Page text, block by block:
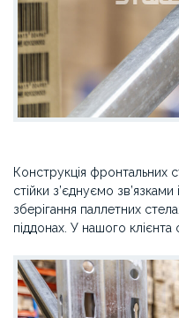
Конструкція фронтальних
стійки з’єднуємо
зберігання паллетних
піддонах. У нашого